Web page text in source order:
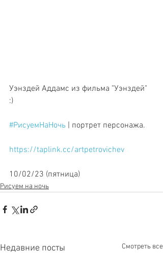
Уэнздей Аддамс из фильма "Уэнздей"
:)
#РисуемНаНочь | портрет персонажа.
https://taplink.cc/artpetrovichev
10/02/23 (пятница)
Рисуем на ночь
Недавние посты Смотреть все